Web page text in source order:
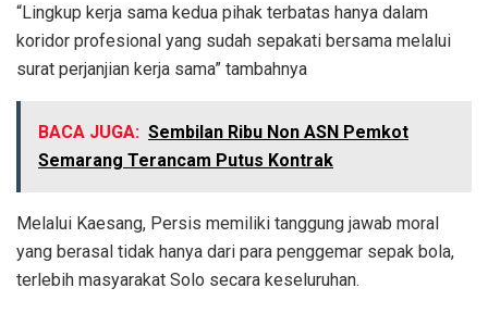
“Lingkup kerja sama kedua pihak terbatas hanya dalam
koridor profesional yang sudah sepakati bersama melalui
surat perjanjian kerja sama” tambahnya
BACA JUGA: Sembilan Ribu Non ASN Pemkot
Semarang Terancam Putus Kontrak
Melalui Kaesang, Persis memiliki tanggung jawab moral
yang berasal tidak hanya dari para penggemar sepak bola,
terlebih masyarakat Solo secara keseluruhan.